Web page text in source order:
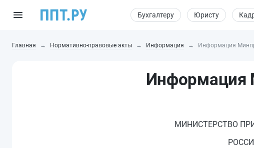
Бухгалтеру Юристу
Главная Нормативно-правовые акты Информация Информация
Информация
МИНИСТЕРСТВО